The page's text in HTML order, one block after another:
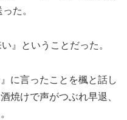
た。
』ということだった。
に言ったことを楓と話し
焼けで声がつぶれ早退、